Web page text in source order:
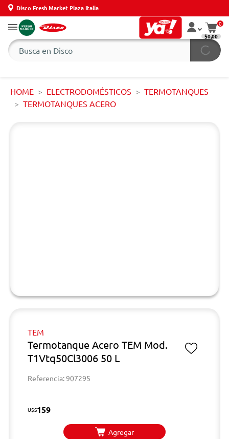
Disco Fresh Market Plaza Italia
0
$0,00
HOME ELECTRODOMÉSTICOS
TERMOTANQUES
TERMOTANQUES ACERO
TEM
Termotanque Acero TEM Mod.
T1Vtq50Cl3006 50 L
Referencia: 907295
U$S159
Agregar